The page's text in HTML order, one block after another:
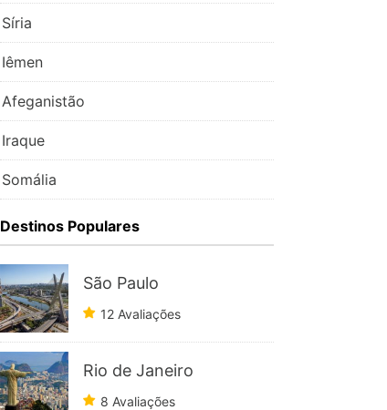
Síria
Iêmen
Afeganistão
Iraque
Somália
Destinos Populares
São Paulo
12 Avaliações
Rio de Janeiro
8 Avaliações